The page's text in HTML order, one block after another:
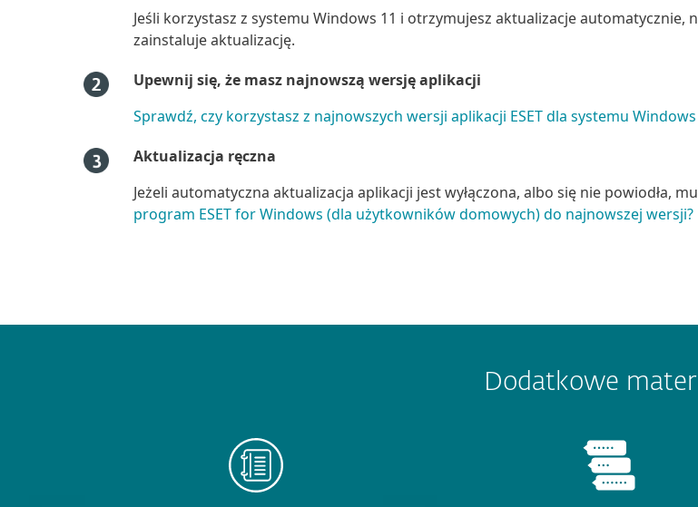
Jeśli korzystasz z systemu Windows 11 i otrzymujesz aktualizacje automatycznie,
zainstaluje aktualizację.
Upewnij się, że masz najnowszą wersję aplikacji
Sprawdź, czy korzystasz z najnowszych wersji aplikacji ESET dla systemu
Aktualizacja ręczna
Jeżeli automatyczna aktualizacja aplikacji jest wyłączona, albo się nie powiodła,
program ESET for Windows (dla użytkowników domowych) do najnowszej wersji?
Dodatkowe